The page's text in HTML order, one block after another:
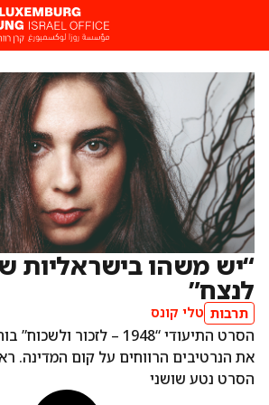
לנצח”
תרבות טלי קונס
הסרט התיעודי “1948 – לזכור
את הנרטיבים הרווחים על קום המדינה.
הסרט נטע שושני